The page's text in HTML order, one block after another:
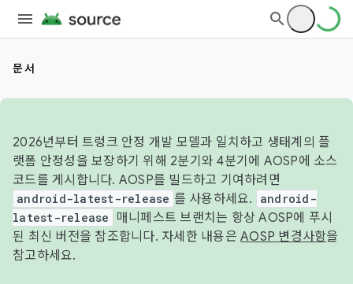
문서
2026년부터 트렁크 안정 개발 모델과 일치하고 생태계의 플
랫폼 안정성을 보장하기 위해 2분기와 4분기에 AOSP에 소스
코드를 게시합니다. AOSP를 빌드하고 기여하려면
android-latest-release 를 사용하세요.
android-
latest-release
매니페스트 브랜치는 항상 AOSP에 푸시
된 최신 버전을 참조합니다. 자세한 내용은 AOSP 변경사항을
참고하세요.